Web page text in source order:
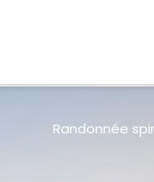
Randonnée